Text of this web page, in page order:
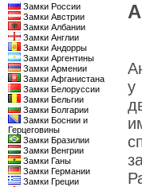
Замки России
Замки Австрии
Замки Албании
Замки Англии
Замки Андорры
Замки Аргентины
Замки Армении
Замки Афганистана
Замки Белоруссии
Замки Бельгии
Замки Болгарии
Замки Боснии и
Герцеговины
Замки Бразилии
Замки Венгрии
Замки Ганы
Замки Германии
Замки Греции
у